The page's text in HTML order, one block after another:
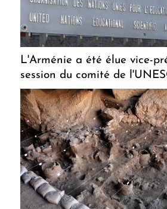
L'Arménie a été élue vice-
session du comité de